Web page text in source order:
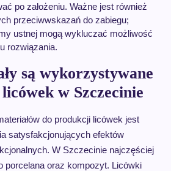
po założeniu. Ważne jest również
przeciwwskazań do zabiegu;
ustnej mogą wykluczać możliwość
rozwiązania.
są wykorzystywane
w Szczecinie
do produkcji licówek jest
satysfakcjonujących efektów
W Szczecinie najczęściej
porcelana oraz kompozyt. Licówki